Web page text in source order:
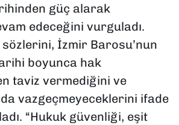
güç alarak
edeceğini vurguladı.
sözlerini, İzmir Barosu’nun
boyunca hak
taviz vermediğini ve
vazgeçmeyeceklerini ifade
“Hukuk güvenliği, eşit